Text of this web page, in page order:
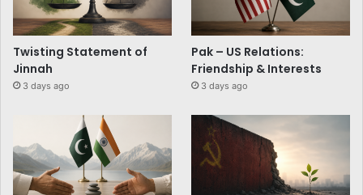
Twisting Statement of
Jinnah
3 days ago
Pak – US Relations:
Friendship & Interests
3 days ago